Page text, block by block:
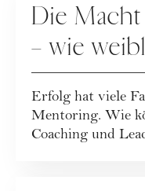
Die
– wie
Erfolg hat viele
Mentoring. Wie
Coaching und